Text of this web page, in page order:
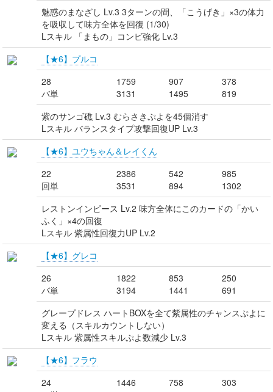
魅惑のまなざし Lv.3 3ターンの間、「こうげき」×3の体力
を吸収して味方全体を回復 (1/30)
Lスキル 「まもの」コンビ強化 Lv.3
【★6】プルコ
28
バ単
1759
3131
907
1495
378
819
紫のサンゴ礁 Lv.3 むらさきぷよを45個消す
Lスキル バランスタイプ攻撃回復UP Lv.3
【★6】ユウちゃん＆レイくん
22
回単
2386
3531
542
894
985
1302
レストンインピース Lv.2 味方全体にこのカードの「かい
ふく」×4の回復
Lスキル 紫属性回復力UP Lv.2
【★6】グレコ
26
バ単
1822
3194
853
1441
250
691
グレープドレス ハートBOXを全て紫属性のチャンスぷよに
変える（スキルカウントしない）
Lスキル 紫属性スキルぷよ数減少 Lv.3
【★6】フラウ
24
1446
758
303